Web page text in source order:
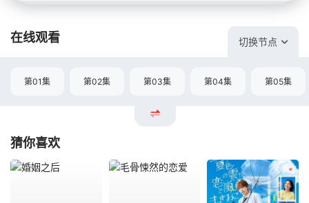
在线观看 切换节点
第01集 第02集 第03集 第04集 第05集
猜你喜欢